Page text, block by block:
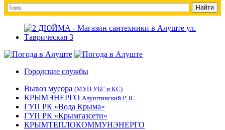
Городские службы
Вывоз мусора (МУП УБГ и КС)
КРЫМЭНЕРГО Алуштинский РЭС
ГУП РК «Вода Крыма»
ГУП РК «Крымгазсети»
КРЫМТЕПЛОКОММУНЭНЕРГО